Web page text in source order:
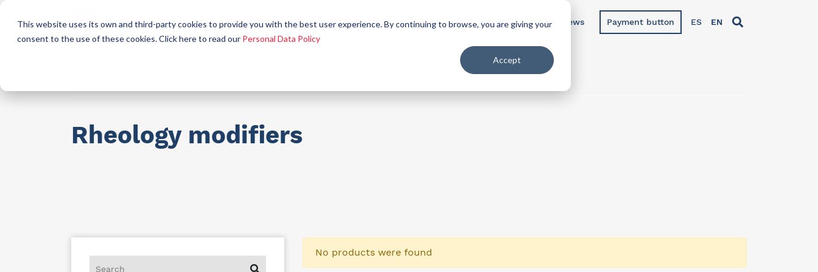
This website uses its own and third-party cookies to provide you with the best user experience. By continuing to browse, you are giving your
consent to the use of these cookies. Click here to read our Personal Data Policy
Accept
are
allies
markets
us
News Payment button ES EN
Rheology modifiers
No products were found